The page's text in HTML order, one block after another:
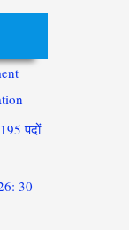
पदों
30